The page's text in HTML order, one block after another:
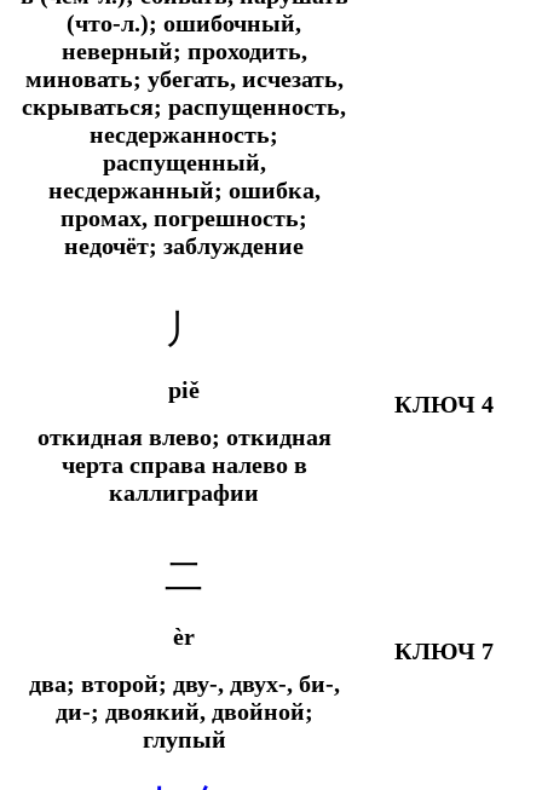
(что-л.); ошибочный,
неверный; проходить,
миновать; убегать, исчезать,
скрываться; распущенность,
несдержанность;
распущенный,
несдержанный; ошибка,
промах, погрешность;
недочёт; заблуждение
丿
piě
откидная влево; откидная
черта справа налево в
каллиграфии
КЛЮЧ 4
二
èr
два; второй; дву-, двух-, би-,
ди-; двоякий, двойной;
глупый
КЛЮЧ 7